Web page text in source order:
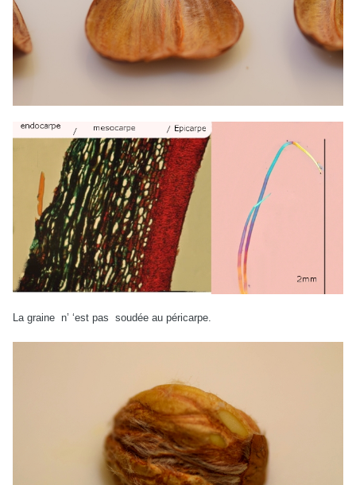
La graine n’ ‘est pas soudée au péricarpe.